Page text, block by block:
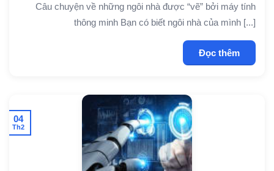
Câu chuyện về những ngôi nhà được “vẽ” bởi máy tính
thông minh Bạn có biết ngôi nhà của mình [...]
Đọc thêm
04
Th2